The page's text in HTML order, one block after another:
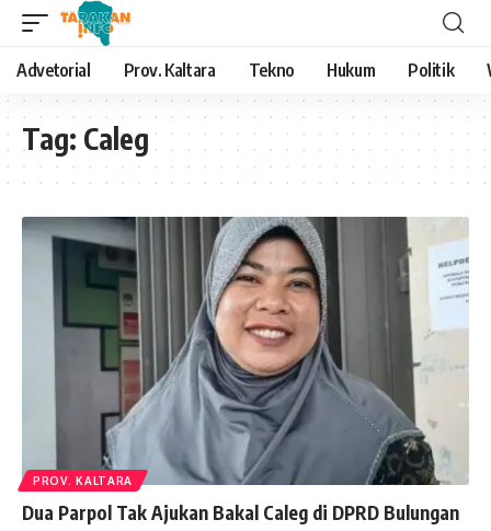
Advetorial Prov. Kaltara Tekno Hukum Politik
Tag: Caleg
PROV. KALTARA
Dua Parpol Tak Ajukan Bakal Caleg di DPRD Bulungan